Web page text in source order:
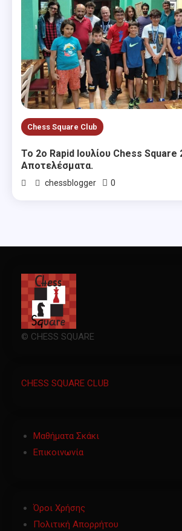
Chess Square Club
Το 2ο Rapid Ιουλίου Chess Square
Αποτελέσματα.
chessblogger 0
© CHESS SQUARE
CHESS SQUARE CLUB
Μαθήματα Σκάκι
Επικοινωνία
Όροι Χρήσης
Πολιτική Απορρήτου